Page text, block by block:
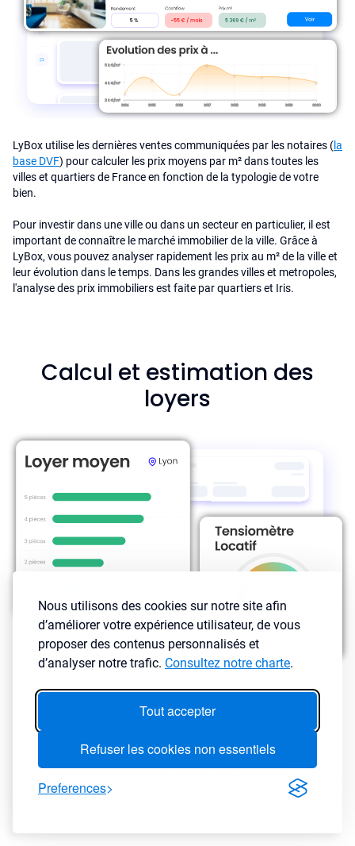
Nous utilisons des cookies sur notre site afin
d’améliorer votre expérience utilisateur, de vous
proposer des contenus personnalisés et
d’analyser notre trafic. Consultez notre charte.
Tout accepter
Refuser les cookies non essentiels
Preferences
LyBox utilise les dernières ventes communiquées par les notaires (la
base DVF) pour calculer les prix moyens par m² dans toutes les
villes et quartiers de France en fonction de la typologie de votre
bien.
Pour investir dans une ville ou dans un secteur en particulier, il est
important de connaître le marché immobilier de la ville. Grâce à
LyBox, vous pouvez analyser rapidement les prix au m² de la ville et
leur évolution dans le temps. Dans les grandes villes et metropoles,
l'analyse des prix immobiliers est faite par quartiers et Iris.
Calcul et estimation des
loyers
Un investisseur doit essayer d'acheter sous le prix du marché mais
ville en fonction de l’état et des prestations de votre bien.
LyBox analyse des millions d’annonces de locations afin de
modéliser les loyers de la ville en fonction du type de bien
(appartement ou maison) mais aussi de la typologie (studio, T2, T3,
T4, T5 ...) et du mode de location choisi (meublé ou vide).